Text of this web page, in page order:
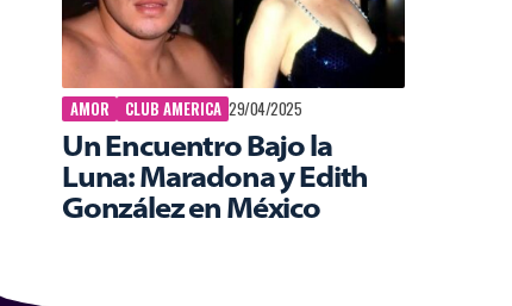
AMOR CLUB AMERICA 29/04/2025
Un Encuentro Bajo la
Luna: Maradona y Edith
González en México